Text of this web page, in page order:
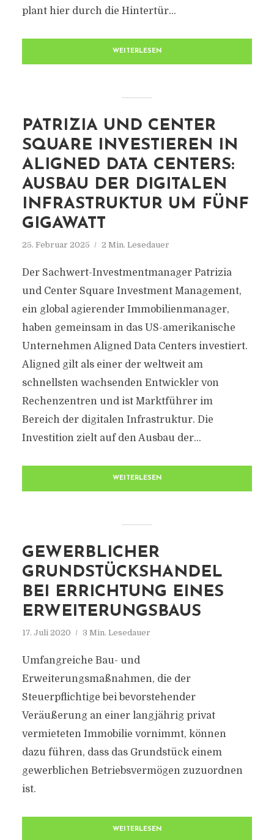
plant hier durch die Hintertür...
WEITERLESEN
PATRIZIA UND CENTER
SQUARE INVESTIEREN IN
ALIGNED DATA CENTERS:
AUSBAU DER DIGITALEN
INFRASTRUKTUR UM FÜNF
GIGAWATT
25. Februar 2025 2 Min. Lesedauer
Der Sachwert-Investmentmanager Patrizia
und Center Square Investment Management,
ein global agierender Immobilienmanager,
haben gemeinsam in das US-amerikanische
Unternehmen Aligned Data Centers investiert.
Aligned gilt als einer der weltweit am
schnellsten wachsenden Entwickler von
Rechenzentren und ist Marktführer im
Bereich der digitalen Infrastruktur. Die
Investition zielt auf den Ausbau der...
WEITERLESEN
GEWERBLICHER
GRUNDSTÜCKSHANDEL
BEI ERRICHTUNG EINES
ERWEITERUNGSBAUS
17. Juli 2020 3 Min. Lesedauer
Umfangreiche Bau- und
Erweiterungsmaßnahmen, die der
Steuerpflichtige bei bevorstehender
Veräußerung an einer langjährig privat
vermieteten Immobilie vornimmt, können
dazu führen, dass das Grundstück einem
gewerblichen Betriebsvermögen zuzuordnen
ist.
WEITERLESEN